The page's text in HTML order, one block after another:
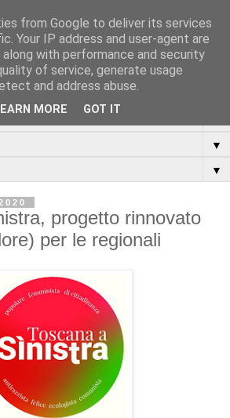
▼
▼
progetto rinnovato
per le regionali
from Google to deliver its services
Your IP address and user-agent are
with performance and security
of service, generate usage
and address abuse.
MORE GOT IT